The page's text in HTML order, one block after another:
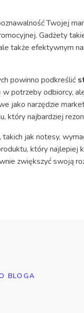
Twojej
Gadżety
także efektywnym
powinno podkreślić
potrzeby odbiorcy,
jako narzędzie
który najbardziej
jak notesy,
który najlepiej
zwiększyć swoją
BLOGA